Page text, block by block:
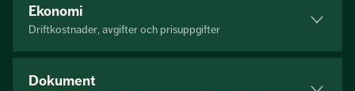
Ekonomi
Driftkostnader, avgifter och prisuppgifter
Dokument